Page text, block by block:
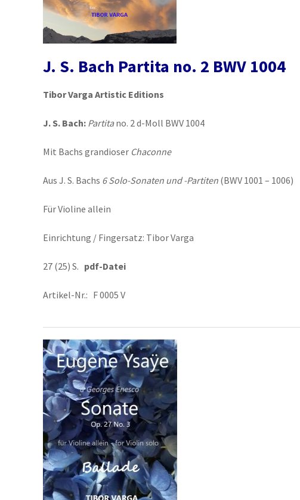
J. S. Bach Partita no. 2 BWV 1004
Tibor Varga Artistic Editions
J. S. Bach: Partitano. 2 d-Moll BWV 1004
Mit Bachs grandioser Chaconne
Aus J. S. Bachs 6 Solo-Sonaten und -Partiten (BWV 1001 – 1006)
Für Violine allein
Einrichtung / Fingersatz: Tibor Varga
27 (25) S. pdf-Datei
Artikel-Nr.: F 0005 V